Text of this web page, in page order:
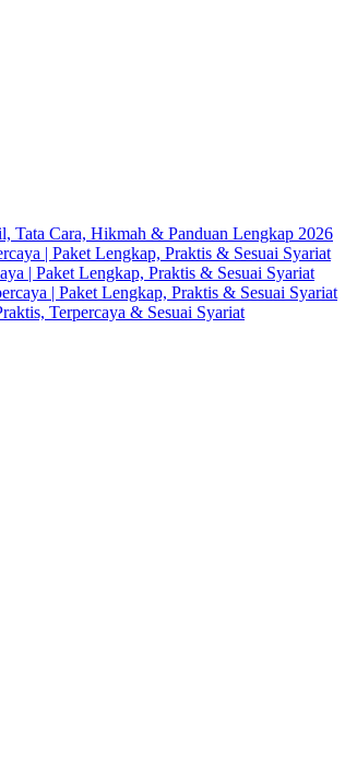
Tata Cara, Hikmah & Panduan Lengkap 2026
| Paket Lengkap, Praktis & Sesuai Syariat
| Paket Lengkap, Praktis & Sesuai Syariat
| Paket Lengkap, Praktis & Sesuai Syariat
Terpercaya & Sesuai Syariat